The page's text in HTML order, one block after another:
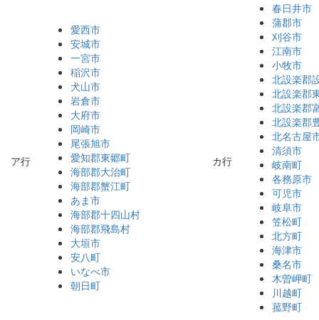
ア行
愛西市
安城市
一宮市
稲沢市
犬山市
岩倉市
大府市
岡崎市
尾張旭市
愛知郡東郷町
海部郡大治町
海部郡蟹江町
あま市
海部郡十四山村
海部郡飛島村
大垣市
安八町
いなべ市
朝日町
カ行
春日井市
蒲郡市
刈谷市
江南市
小牧市
北設楽郡
北設楽郡
北設楽郡
北設楽郡
北名古屋
清須市
岐南町
各務原市
可児市
岐阜市
笠松町
北方町
海津市
桑名市
木曽岬町
川越町
菰野町